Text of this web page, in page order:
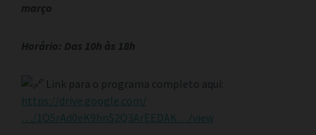
março
Horário: Das 10h às 18h
Link para o programa completo aqui:
https://drive.google.com/
…/1O5rAd0eK9hnS2Q3ArEEDAK…/view